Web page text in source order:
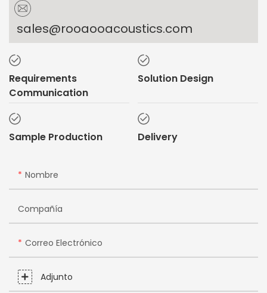
sales@rooaooacoustics.com
Requirements
Communication
Solution Design
Sample Production Delivery
Nombre
Compañía
Correo Electrónico
Adjunto